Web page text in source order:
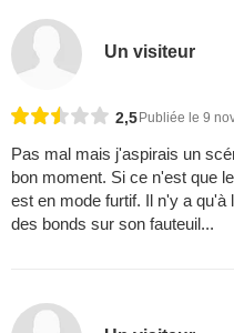
Un visiteur
2,5Publiée le 9
Pas mal mais j'aspirais un
bon moment. Si ce n'est que
est en mode furtif. Il n'y a qu'à
des bonds sur son fauteuil...